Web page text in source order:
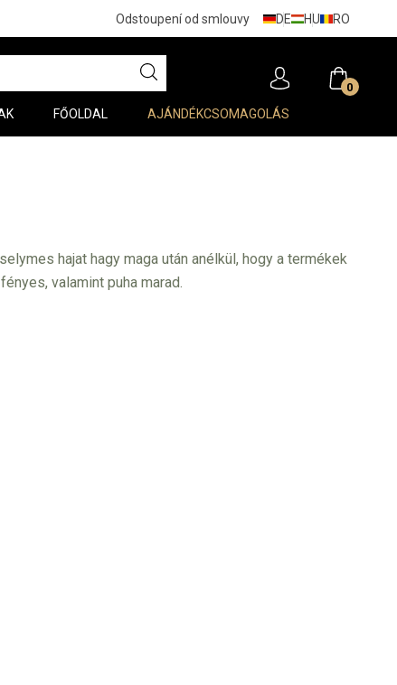
Odstoupení od smlouvy DE HU RO
0
FŐOLDAL AJÁNDÉKCSOMAGOLÁS
hajat hagy maga után anélkül, hogy a termékek
valamint puha marad.